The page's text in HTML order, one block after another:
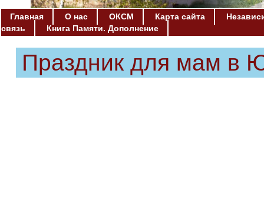
Главная О нас ОКСМ Карта сайта
связь
Книга Памяти. Дополнение
Праздник для мам в